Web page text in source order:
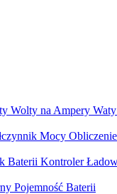
Wolty na Ampery
Mocy
Baterii Kontroler
Pojemność Baterii